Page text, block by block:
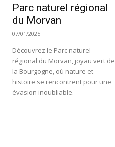
Parc naturel régional
du Morvan
07/01/2025
Découvrez le Parc naturel
régional du Morvan, joyau vert de
la Bourgogne, où nature et
histoire se rencontrent pour une
évasion inoubliable.